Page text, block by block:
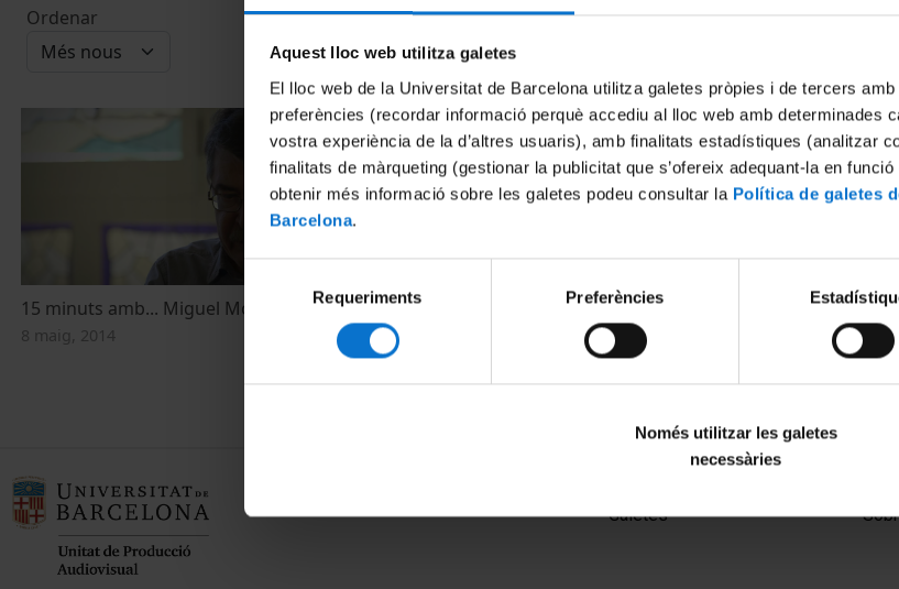
Aquest lloc web utilitza galetes
El lloc web de la Universitat de Barcelona utilitza galetes pròpies i de tercers
preferències (recordar informació perquè accediu al lloc web amb determinades
vostra experiència de la d’altres usuaris), amb finalitats estadístiques (analitzar
finalitats de màrqueting (gestionar la publicitat que s’ofereix adequant-la en
obtenir més informació sobre les galetes podeu consultar la Política de galetes
Barcelona.
consentiment
Requeriments Preferències
Només utilitzar les galetes
necessàries
Ordenar
15 minuts amb... Miguel Morey
8 maig, 2014
Debat sobre Filosofia i Ecologia. V
Jornada a Universitat Barcelona 2013
25 abril, 2013
Galetes